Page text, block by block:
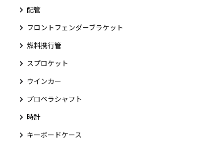
配管
フロントフェンダーブラケット
燃料携行管
スプロケット
ウインカー
プロペラシャフト
時計
キーボードケース